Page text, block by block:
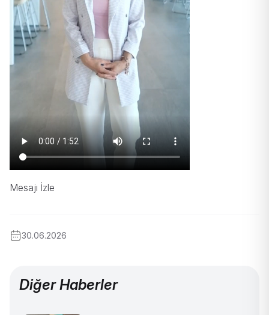
Mesajı İzle
30.06.2026
Diğer Haberler